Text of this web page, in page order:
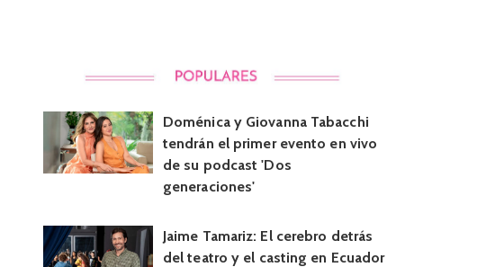
Doménica y Giovanna Tabacchi
tendrán el primer evento en vivo
de su podcast 'Dos
generaciones'
Jaime Tamariz: El cerebro detrás
del teatro y el casting en Ecuador